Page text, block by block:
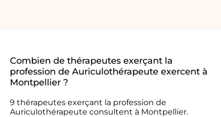
Combien de thérapeutes exerçant la
profession de Auriculothérapeute exercent à
Montpellier ?
9 thérapeutes exerçant la profession de
Auriculothérapeute consultent à Montpellier.